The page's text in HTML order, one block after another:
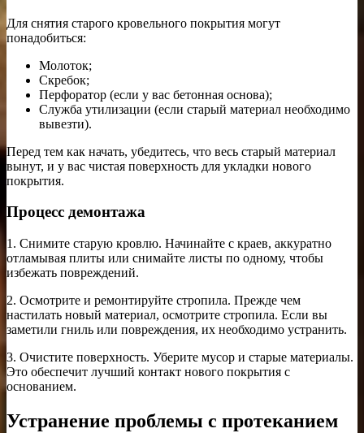
Для снятия старого кровельного покрытия могут
понадобиться:
Молоток;
Скребок;
Перфоратор (если у вас бетонная основа);
Служба утилизации (если старый материал необходимо
вывезти).
Перед тем как начать, убедитесь, что весь старый материал
вынут, и у вас чистая поверхность для укладки нового
покрытия.
Процесс демонтажа
1. Снимите старую кровлю. Начинайте с краев, аккуратно
отламывая плиты или снимайте листы по одному, чтобы
избежать повреждений.
2. Осмотрите и ремонтируйте стропила. Прежде чем
настилать новый материал, осмотрите стропила. Если вы
заметили гниль или повреждения, их необходимо устранить.
3. Очистите поверхность. Уберите мусор и старые материалы.
Это обеспечит лучший контакт нового покрытия с
основанием.
Устранение проблемы с протеканием